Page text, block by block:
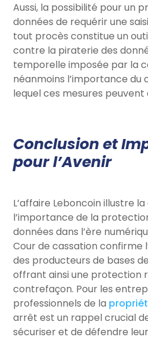
Aussi, la possibilité pour un
données de requérir une
tout procès constitue un
contre la piraterie des
temporelle imposée par la
néanmoins l’importance du
lequel ces mesures
Conclusion et
pour l’Avenir
L’affaire Leboncoin illustre
l’importance de la
données dans l’ère
Cour de cassation confirme
des producteurs de bases
offrant ainsi une protection
contrefaçon. Pour les
professionnels de la
arrêt est un rappel crucial
sécuriser et de défendre